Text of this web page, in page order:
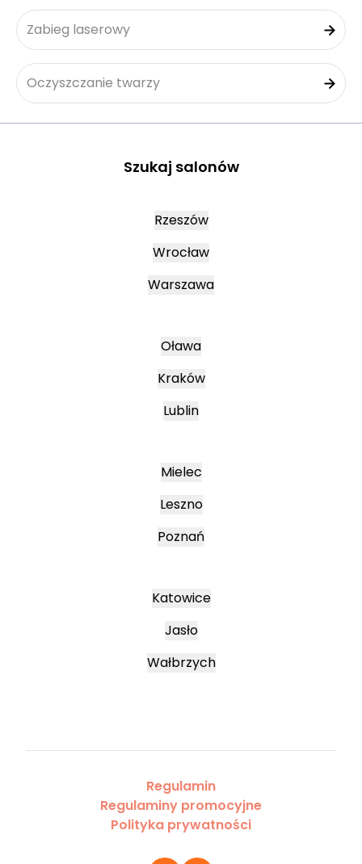
Zabieg laserowy
Oczyszczanie twarzy
Szukaj salonów
Rzeszów
Wrocław
Warszawa
Oława
Kraków
Lublin
Mielec
Leszno
Poznań
Katowice
Jasło
Wałbrzych
Regulamin
Regulaminy promocyjne
Polityka prywatności